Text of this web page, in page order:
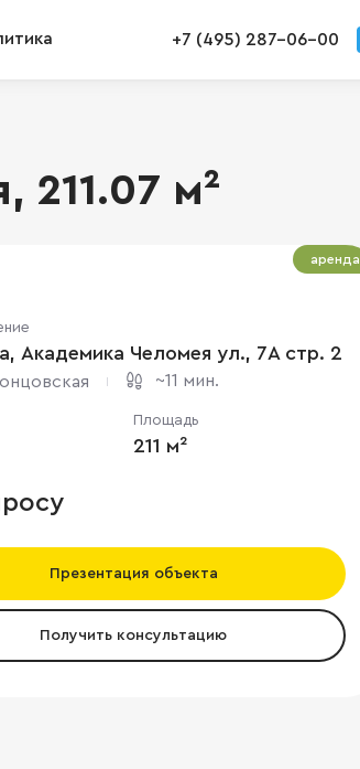
+7 (495) 287-06-00
м²
Академика Челомея ул., 7А cтр. 2
~11 мин.
Площадь
211 м²
Презентация объекта
Получить консультацию
аренда